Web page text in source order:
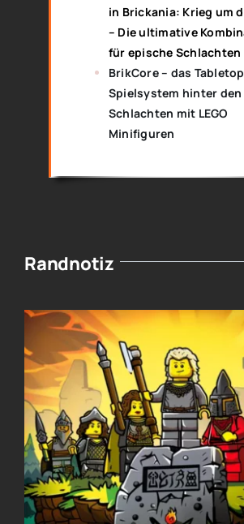
in Brickania: Krieg um
– Die ultimative
für epische Schlachten
BrikCore – das
Spielsystem hinter den
Schlachten mit LEGO
Minifiguren
Randnotiz